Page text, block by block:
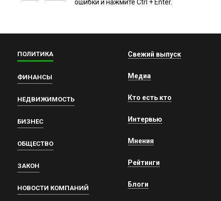
ошибки и нажмите Ctrl + Enter.
ПОЛИТИКА
ФИНАНСЫ
НЕДВИЖИМОСТЬ
БИЗНЕС
ОБЩЕСТВО
ЗАКОН
НОВОСТИ КОМПАНИЙ
Свежий выпуск
Медиа
Кто есть кто
Интервью
Мнения
Рейтинги
Блоги